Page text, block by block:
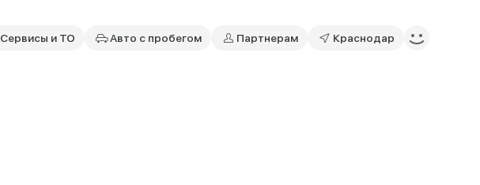
Сервисы и ТО Авто с пробегом Партнерам Краснодар